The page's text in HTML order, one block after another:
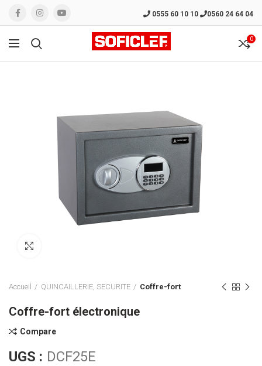
0555 60 10 10 0560 24 64 04
0
Accueil QUINCAILLERIE, SECURITE Coffre-fort
Coffre-fort électronique
Compare
UGS : DCF25E